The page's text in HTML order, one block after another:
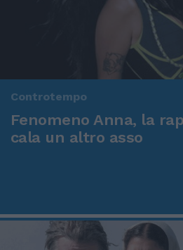
Controtempo
Fenomeno Anna, la
cala un altro asso